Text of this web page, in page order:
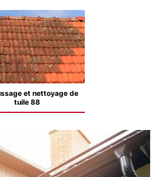
et nettoyage de
tuile 88